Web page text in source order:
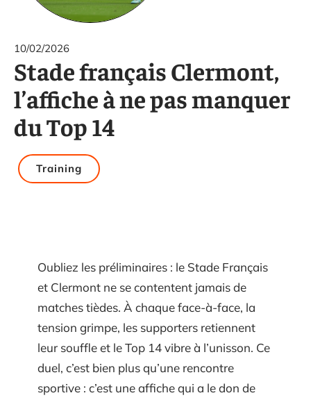
10/02/2026
Stade français Clermont,
l’affiche à ne pas manquer
du Top 14
Training
Oubliez les préliminaires : le Stade Français
et Clermont ne se contentent jamais de
matches tièdes. À chaque face-à-face, la
tension grimpe, les supporters retiennent
leur souffle et le Top 14 vibre à l’unisson. Ce
duel, c’est bien plus qu’une rencontre
sportive : c’est une affiche qui a le don de